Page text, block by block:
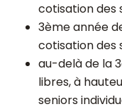
cotisation des
3ème année
cotisation des
au-delà de la
libres, à
seniors